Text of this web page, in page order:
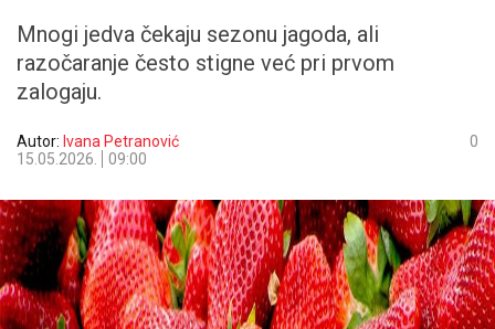
Mnogi jedva čekaju sezonu jagoda, ali
razočaranje često stigne već pri prvom
zalogaju.
Autor: Ivana Petranović
15.05.2026.
09:00
0